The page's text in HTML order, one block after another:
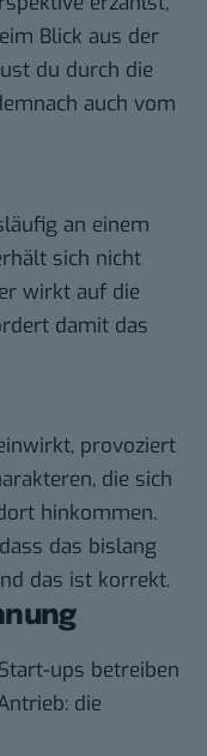
Blick aus der
du durch die
auch vom
an einem
sich nicht
wirkt auf die
damit das
provoziert
die sich
hinkommen.
das bislang
das ist korrekt.
ups betreiben
die